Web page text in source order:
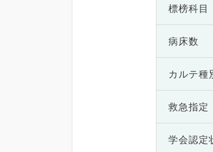
標榜科目
病床数
カルテ種
救急指定
学会認定